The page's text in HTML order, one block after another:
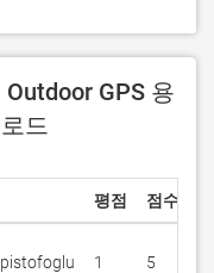
GPS 용
드
평점 점수
1 5